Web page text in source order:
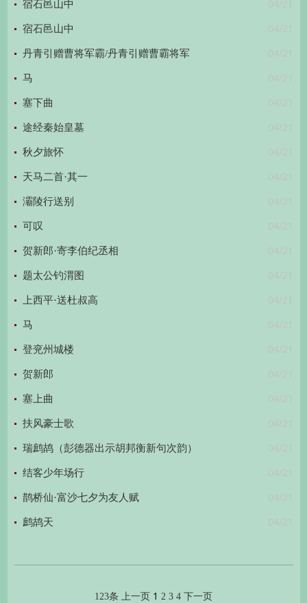
04/21
宿石邑山中
04/21
宿石邑山中
04/21
丹青引赠曹将军霸/丹青引赠曹霸将军
04/21
马
04/21
塞下曲
04/21
途经秦始皇墓
04/21
秋夕旅怀
04/21
天马二首·其一
04/21
灞陵行送别
04/21
可叹
04/21
贺新郎·寄李伯纪丞相
04/21
题太公钓渭图
04/21
上西平·送杜叔高
04/21
马
04/21
登兖州城楼
04/21
贺新郎
04/21
塞上曲
04/21
扶风豪士歌
04/21
瑞鹧鸪（彭德器出示胡邦衡新句次韵）
04/21
结客少年场行
04/21
鹊桥仙·富沙七夕为友人赋
04/21
鹧鸪天
123条 上一页 1 2 3 4 下一页